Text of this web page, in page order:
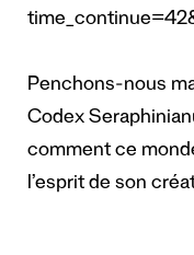
Penchons-nous
Codex
comment ce
l’esprit de son